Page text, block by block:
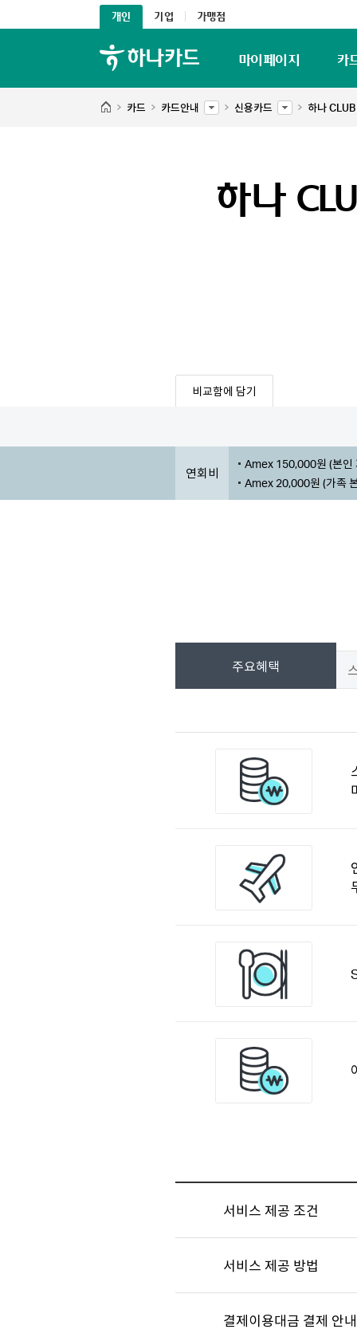
개인 기업 가맹점
마이페이지 카
카드 카드안내 신용카드 하나
하나
비교함에 담기
연회비
Amex 150,000원 (본인
Amex 20,000원 (가족
주요혜택
서비스 제공 조건
서비스 제공 방법
결제이용대금 결제 안내